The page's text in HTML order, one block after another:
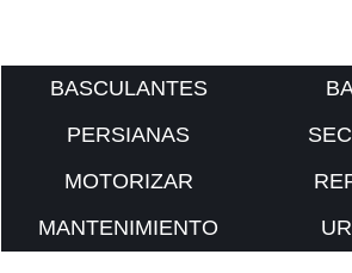
BASCULANTES
PERSIANAS
MOTORIZAR
MANTENIMIENTO